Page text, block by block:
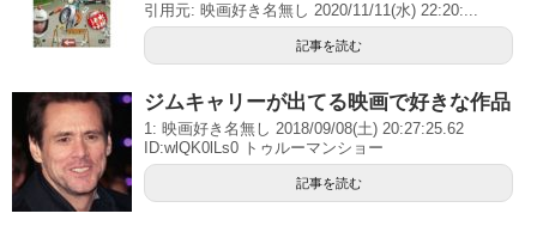
引用元: 映画好き名無し 2020/11/11(水) 22:20:...
記事を読む
ジムキャリーが出てる映画で好きな作品
1: 映画好き名無し 2018/09/08(土) 20:27:25.62
ID:wlQK0lLs0 トゥルーマンショー
記事を読む